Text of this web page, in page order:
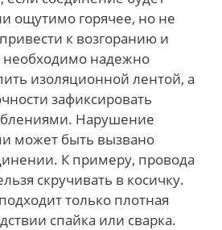
ощутимо горячее, но не
к возгоранию и
надежно
изоляционной лентой, а
зафиксировать
Нарушение
может быть вызвано
К примеру, провода
скручивать в косичку.
только плотная
спайка или сварка.